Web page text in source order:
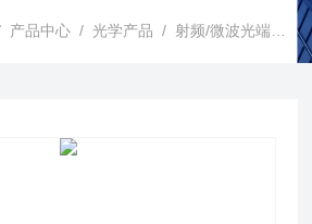
产品中心 /光学产品 /射频/微波光端机，光模块